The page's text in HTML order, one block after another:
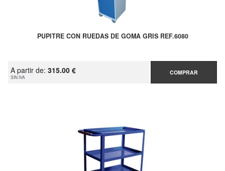
PUPITRE CON RUEDAS DE GOMA GRIS REF.6080
A partir de: 315.00 €
SIN IVA
COMPRAR